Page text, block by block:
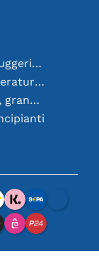
Saldare come un professionista: suggerimenti per connessioni elettroniche perfette
Scegliere il giusto sensore di temperatura [youtube]
Batterie 18650: piccole dimensioni, grandi prestazioni